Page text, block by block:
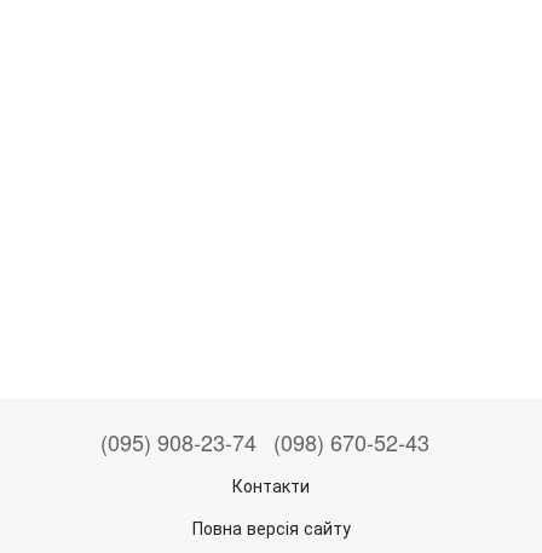
(095) 908-23-74 (098) 670-52-43
Контакти
Повна версія сайту